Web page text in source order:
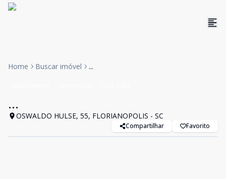
Home Buscar imóvel ...
...
OSWALDO HULSE, 55, FLORIANOPOLIS - SC
Compartilhar Favorito